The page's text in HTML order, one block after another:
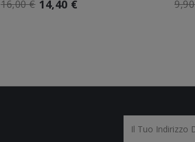
16,00 € 14,40 €